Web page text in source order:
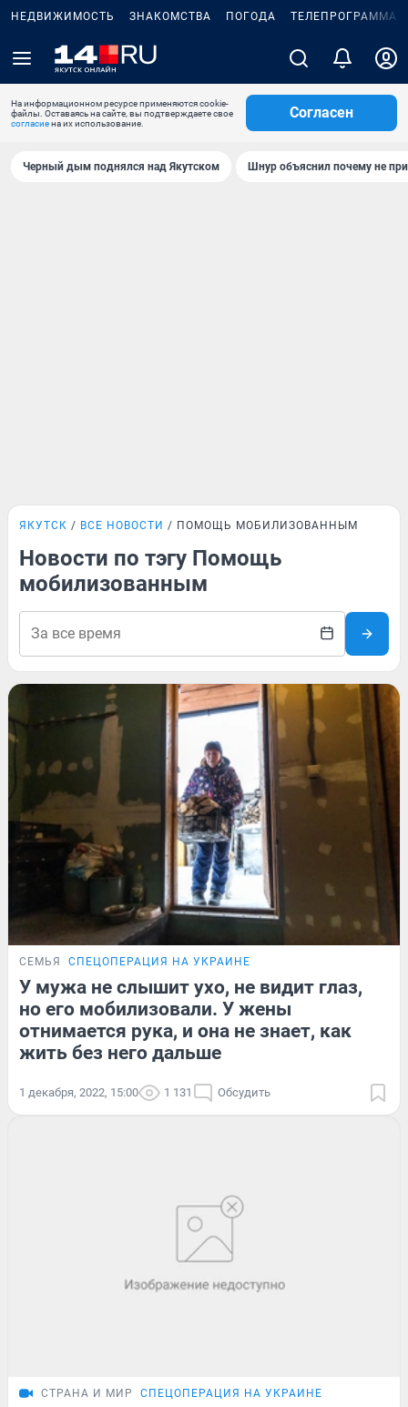
НЕДВИЖИМОСТЬ ЗНАКОМСТВА ПОГОДА ТЕЛЕПРОГРАММА
На информационном ресурсе применяются cookie-
файлы. Оставаясь на сайте, вы подтверждаете свое
согласиена их использование.
Согласен
Черный дым поднялся над Якутском Шнур объяснил почему не
ЯКУТСК ВСЕ НОВОСТИ ПОМОЩЬ МОБИЛИЗОВАННЫМ
Новости по тэгу Помощь
мобилизованным
СЕМЬЯ СПЕЦОПЕРАЦИЯ НА УКРАИНЕ
У мужа не слышит ухо, не видит глаз,
но его мобилизовали. У жены
отнимается рука, и она не знает, как
жить без него дальше
1 декабря, 2022, 15:00 1 131 Обсудить
СТРАНА И МИР СПЕЦОПЕРАЦИЯ НА УКРАИНЕ